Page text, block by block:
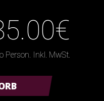
Person. Inkl. MwSt.